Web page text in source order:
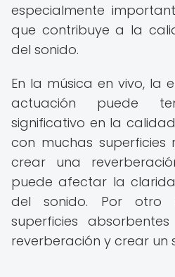
especialmente
que contribuye a la
del sonido.
En la música en vivo, la
actuación puede
significativo en la
con muchas superficies
crear una
puede afectar la
del sonido. Por otro
superficies
reverberación y crear un